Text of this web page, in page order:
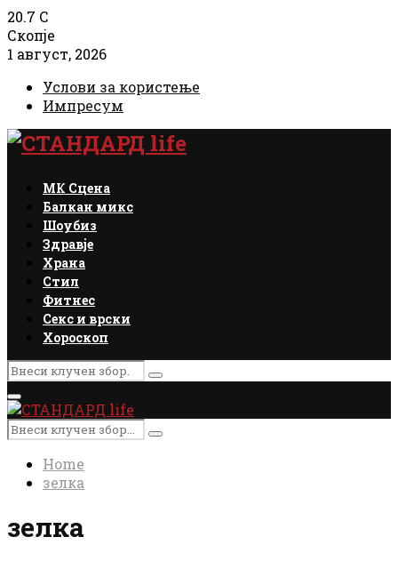
20.7 C
Скопје
1 август, 2026
Услови за користење
Импресум
Facebook
Instagram
Email
Rss
МК Сцена
Балкан микс
Шоубиз
Здравје
Храна
Стил
Фитнес
Секс и врски
Хороскоп
Search
for:
Search
Primary
Menu
Search
for:
Search
Home
зелка
зелка